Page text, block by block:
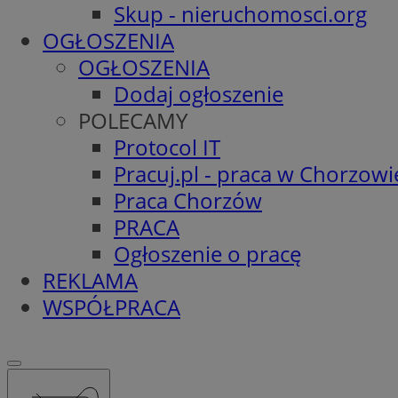
Skup - nieruchomosci.org
OGŁOSZENIA
OGŁOSZENIA
Dodaj ogłoszenie
POLECAMY
Protocol IT
Pracuj.pl - praca w
Praca Chorzów
PRACA
Ogłoszenie o pracę
REKLAMA
WSPÓŁPRACA